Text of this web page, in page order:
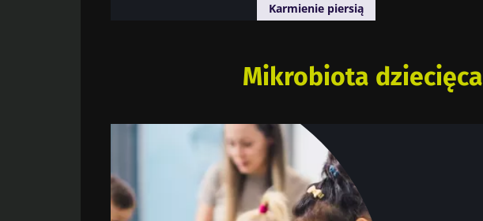
Karmienie piersią
Mikrobiota dziecięca